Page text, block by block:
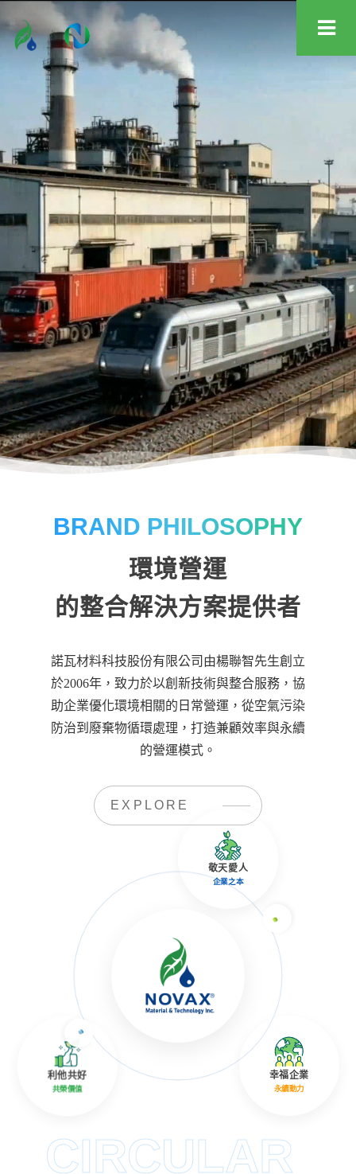
BRAND PHILOSOPHY
環境營運
的整合解決方案提供者
諾瓦材料科技股份有限公司由楊聯智先生創立
於2006年，致力於以創新技術與整合服務，協
助企業優化環境相關的日常營運，從空氣污染
防治到廢棄物循環處理，打造兼顧效率與永續
的營運模式。
EXPLORE
敬天愛人
企業之本
利他共好
共榮價值
幸福企業
永續動力
CIRCULAR